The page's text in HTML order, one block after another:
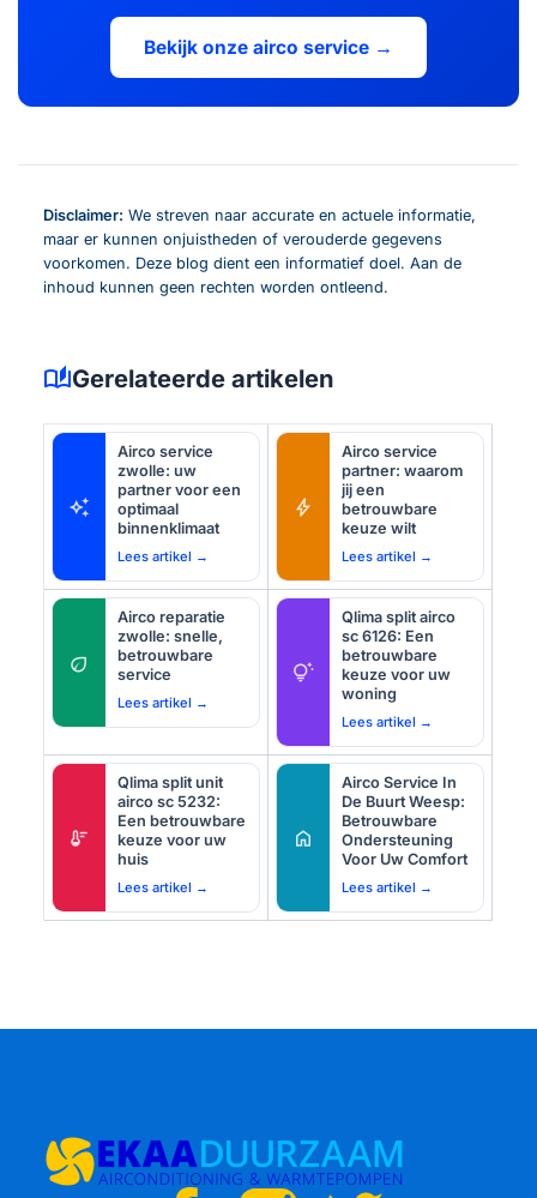
Bekijk onze airco service →
Disclaimer: We streven naar accurate en actuele informatie,
maar er kunnen onjuistheden of verouderde gegevens
voorkomen. Deze blog dient een informatief doel. Aan de
inhoud kunnen geen rechten worden ontleend.
auto_storiesGerelateerde artikelen
auto_awesome
Airco service
zwolle: uw
partner voor een
optimaal
binnenklimaat
Lees artikel →
bolt
Airco service
partner: waarom
jij een
betrouwbare
keuze wilt
Lees artikel →
eco
Airco reparatie
zwolle: snelle,
betrouwbare
service
Lees artikel →
tips_and_updates
Qlima split airco
sc 6126: Een
betrouwbare
keuze voor uw
woning
Lees artikel →
thermostat
Qlima split unit
airco sc 5232:
Een betrouwbare
keuze voor uw
huis
Lees artikel →
home
Airco Service In
De Buurt Weesp:
Betrouwbare
Ondersteuning
Voor Uw Comfort
Lees artikel →